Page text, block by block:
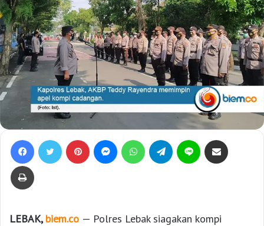
LEBAK, biem.co — Polres Lebak siagakan kompi